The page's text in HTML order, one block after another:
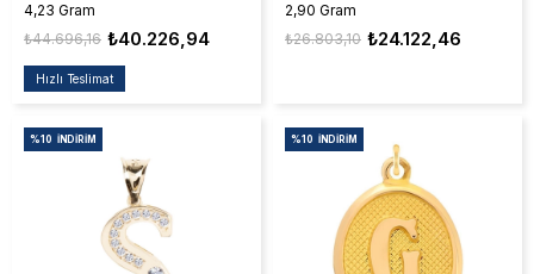
4,23 Gram
₺40.226,94
₺44.696,16
Hızlı Teslimat
2,90 Gram
₺24.122,46
₺26.803,10
%10 İNDIRIM %10 İNDIRIM